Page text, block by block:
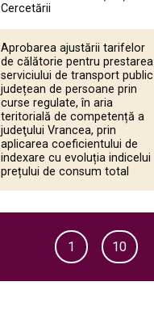
Cercetării
Aprobarea ajustării tarifelor
de călătorie pentru prestarea
serviciului de transport public
județean de persoane prin
curse regulate, în aria
teritorială de competență a
judeţului Vrancea, prin
aplicarea coeficientului de
indexare cu evoluția indicelui
prețului de consum total
1 10